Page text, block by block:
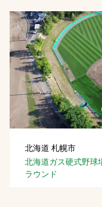
北海道 札幌市
北海道ガス硬式野球
ラウンド